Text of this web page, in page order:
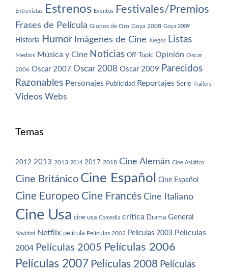
Entrevistas Estrenos Eventos Festivales/Premios
Frases de Película Globos de Oro Goya 2008 Goya 2009
Historia Humor Imágenes de Cine Juegos Listas
Medios Música y Cine Noticias Off-Topic Opinión Oscar
2006 Oscar 2007 Oscar 2008 Oscar 2009 Parecidos
Razonables Personajes Publicidad Reportajes Serie Trailers
Vídeos Webs
Temas
2012 2013 2013 2014 2017 2018 Cine Alemán Cine Asiático
Cine Británico Cine Español Cine Español
Cine Europeo Cine Francés Cine Italiano
Cine Usa cine usa Comedia crítica Drama General
Navidad Netflix película Películas 2002 Películas 2003 Películas
2004 Películas 2005 Películas 2006
Películas 2007 Películas 2008 Películas